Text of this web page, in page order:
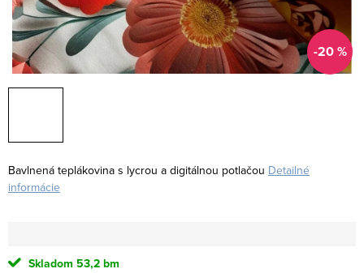
-20 %
Bavlnená teplákovina s lycrou a digitálnou potlačou Detailné
informácie
Skladom 53,2 bm